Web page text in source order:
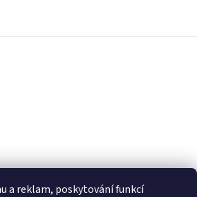
a reklam, poskytování funkcí